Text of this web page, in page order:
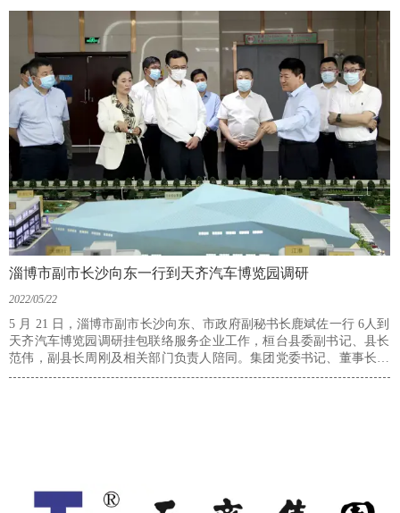
区域管理中心工程公司经理陈同源及项目参建人员参加仪式。
淄博市副市长沙向东一行到天齐汽车博览园调研
2022/05/22
5 月 21 日，淄博市副市长沙向东、市政府副秘书长鹿斌佐一行 6人到
天齐汽车博览园调研挂包联络服务企业工作，桓台县委副书记、县长
范伟，副县长周刚及相关部门负责人陪同。集团党委书记、董事长田
茂军现场作发展情况介绍，并参加调研座谈会 ；产业集团副总经理付